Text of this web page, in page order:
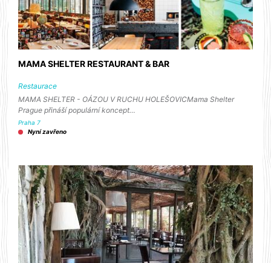
MAMA SHELTER RESTAURANT & BAR
Restaurace
MAMA SHELTER - OÁZOU V RUCHU HOLEŠOVICMama Shelter
Prague přináší populární koncept…
Praha 7
Nyní zavřeno